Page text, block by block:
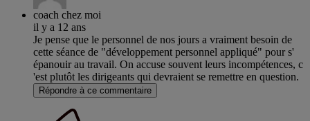
coach chez moi
il y a 12 ans
Je pense que le personnel de nos jours a vraiment besoin de
cette séance de "développement personnel appliqué" pour s'
épanouir au travail. On accuse souvent leurs incompétences, c
'est plutôt les dirigeants qui devraient se remettre en question.
Répondre à ce commentaire